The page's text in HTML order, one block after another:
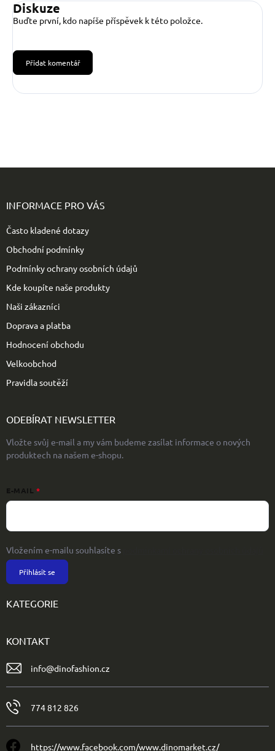
Diskuze
Buďte první, kdo napíše příspěvek k této položce.
Přidat komentář
INFORMACE PRO VÁS
Často kladené dotazy
Obchodní podmínky
Podmínky ochrany osobních údajů
Kde koupíte naše produkty
Naši zákazníci
Doprava a platba
Hodnocení obchodu
Velkoobchod
Pravidla soutěží
ODEBÍRAT NEWSLETTER
Vložte svůj e-mail a my vám budeme zasílat informace o nových
produktech na našem e-shopu.
E-MAIL
Vložením e-mailu souhlasíte s
Přihlásit se
KATEGORIE
KONTAKT
info@dinofashion.cz
774 812 826
https://www.facebook.com/www.dinomarket.cz/